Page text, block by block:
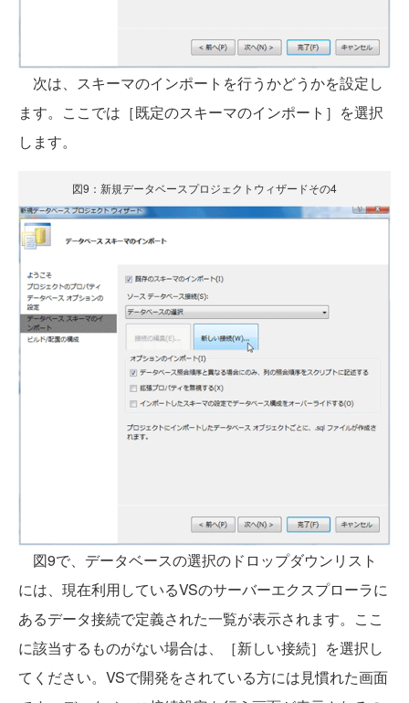
次は、スキーマのインポートを行うかどうかを設定し
ます。ここでは［既定のスキーマのインポート］を選択
します。
図9：新規データベースプロジェクトウィザードその4
図9で、データベースの選択のドロップダウンリスト
には、現在利用しているVSのサーバーエクスプローラに
あるデータ接続で定義された一覧が表示されます。ここ
に該当するものがない場合は、［新しい接続］を選択し
てください。VSで開発をされている方には見慣れた画面